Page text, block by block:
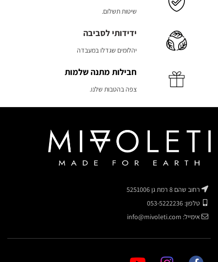
שיטות תשלום.
ידידותי לסביבה
יהלומים שגדלו במעבדה
חבילות מתנה שלמות
צפה בהטבות שלנו.
רחוב שהם 8 רמת גן 5251006
טלפון: 053-5222236
אימייל: info@mivoleti.com